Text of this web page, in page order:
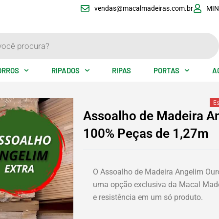
vendas@macalmadeiras.com.br
RIPADOS RIPAS PORTAS
Assoalho de Madeira
100% Peças de 1,27m
O Assoalho de Madeira Angelim
uma opção exclusiva da Macal
e resistência em um só produto.